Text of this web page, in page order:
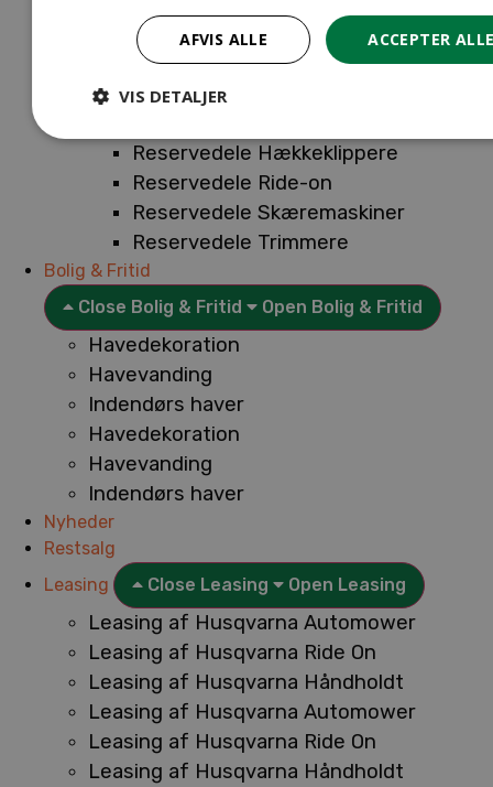
Reservedele Løvblæsere
Reservedele Motorsave
Reservedele Plæneklippere
Reservedele Hækkeklippere
Reservedele Ride-on
Reservedele Skæremaskiner
Reservedele Trimmere
Bolig & Fritid
Close Bolig & Fritid
Open Bolig & Fritid
Havedekoration
Havevanding
Indendørs haver
Havedekoration
Havevanding
Indendørs haver
Nyheder
Restsalg
Leasing
Close Leasing Open Leasing
Leasing af Husqvarna Automower
Leasing af Husqvarna Ride On
Leasing af Husqvarna Håndholdt
Leasing af Husqvarna Automower
Leasing af Husqvarna Ride On
Leasing af Husqvarna Håndholdt
ACCEPTER
AFVIS ALLE
VIS DETALJER